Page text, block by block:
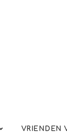
VRIENDEN